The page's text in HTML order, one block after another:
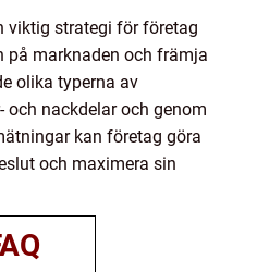
viktig strategi för företag
marknaden och främja
olika typerna av
nackdelar och genom
kan företag göra
och maximera sin